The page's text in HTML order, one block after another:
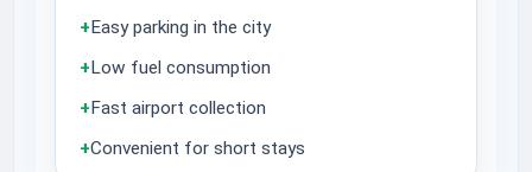
+ Easy parking in the city
+ Low fuel consumption
+ Fast airport collection
+Convenient for short stays